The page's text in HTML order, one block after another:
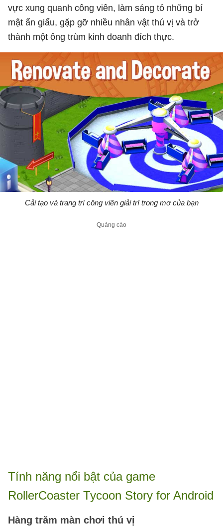
vực xung quanh công viên, làm sáng tỏ những bí
mật ẩn giấu, gặp gỡ nhiều nhân vật thú vị và trở
thành một ông trùm kinh doanh đích thực.
Cải tạo và trang trí công viên giải trí trong mơ của bạn
Tính năng nổi bật của game
RollerCoaster Tycoon Story for Android
Hàng trăm màn chơi thú vị